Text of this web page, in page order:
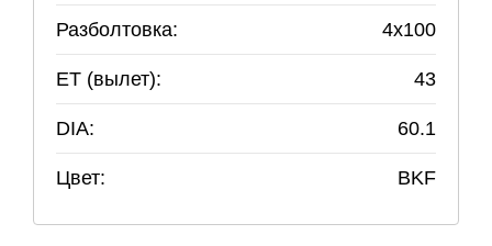
Разболтовка: 4x100
ET (вылет): 43
DIA: 60.1
Цвет: BKF